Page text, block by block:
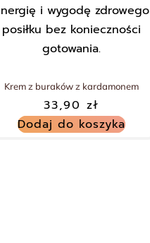
Krem z buraków z kardamonem
33,90zł
Dodaj do koszyka